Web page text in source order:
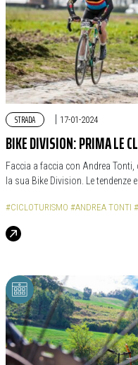
STRADA | 17-01-2024
BIKE DIVISION: PRIMA LE
Faccia a faccia con Andrea
la sua Bike Division. Le tendenze
#CICLOTURISMO #ANDREA TONTI